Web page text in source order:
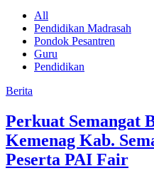
All
Pendidikan Madrasah
Pondok Pesantren
Guru
Pendidikan
Berita
Perkuat Semangat
Kemenag Kab.
Peserta PAI Fair